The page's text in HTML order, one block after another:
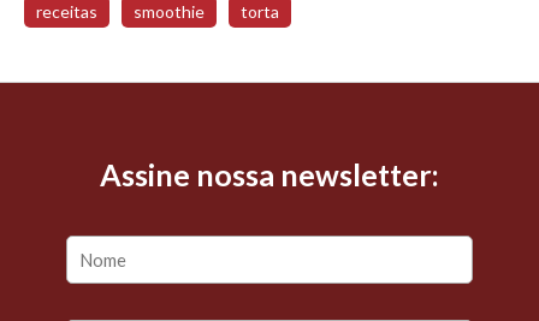
receitas smoothie torta
Assine nossa newsletter: